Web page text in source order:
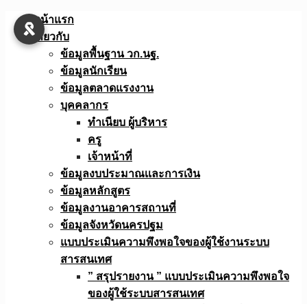
Skip
หน้าแรก
เกี่ยวกับ
ข้อมูลพื้นฐาน วก.นฐ.
ข้อมูลนักเรียน
ข้อมูลตลาดแรงงาน
บุคคลากร
ทำเนียบ ผู้บริหาร
ครู
เจ้าหน้าที่
ข้อมูลงบประมาณเเละการเงิน
ข้อมูลหลักสูตร
ข้อมูลงานอาคารสถานที่
ข้อมูลจังหวัดนครปฐม
แบบประเมินความพึงพอใจของผู้ใช้งานระบบ
สารสนเทศ
” สรุปรายงาน ” แบบประเมินความพึงพอใจ
ของผู้ใช้ระบบสารสนเทศ